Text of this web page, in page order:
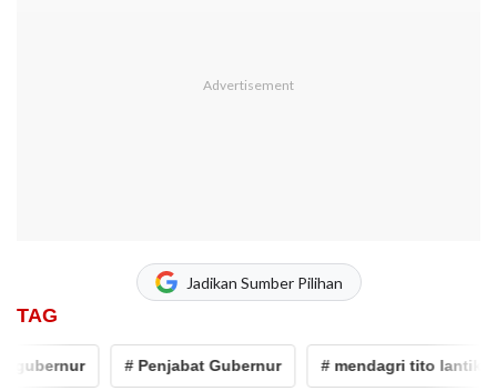
Jadikan Sumber Pilihan
TAG
# Penjabat Gubernur # mendagri tito lantik 9 pj